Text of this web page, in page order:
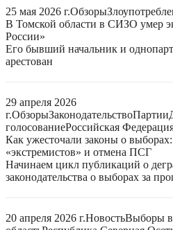
25 мая 2026 г.Обзоры
В Томской области в СИЗО умер
России»
Его бывший начальник и
арестован
29 апреля 2026
г.ОбзорыЗаконодательствоПартии
голосованиеРоссийская
Как ужесточали законы о
«экстремистов» и отмена ПСГ
Начинаем цикл публикаций о
законодательства о выборах за
20 апреля 2026 г.НовостьВыборы